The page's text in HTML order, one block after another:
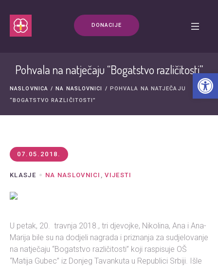
DONACIJE
Pohvala na natječaju “Bogatstvo različitosti”
NASLOVNICA / NA NASLOVNICI / POHVALA NA NATJEČAJU
“BOGATSTVO RAZLIČITOSTI”
07.05.2018.
KLASJE NA NASLOVNICI ,VIJESTI
U petak, 20. travnja 2018., tri djevojke, Nikolina, Ana i Ana-
Marija bile su na dodjeli nagrada i priznanja za sudjelovanje
na natječaju “Bogatstvo različitosti” koji raspisuje OŠ
“Matija Gubec” iz Donjeg Tavankuta u Republici Srbiji. Išle